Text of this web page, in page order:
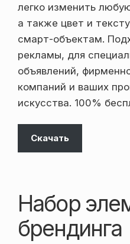
легко изменить
а также цвет и
смарт-объектам.
рекламы, для
объявлений,
компаний и ваших
искусства. 100%
Скачать
Набор
брендинга